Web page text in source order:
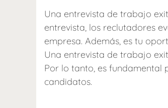
Una entrevista de trabajo
entrevista, los reclutadores
empresa. Además, es tu
Una entrevista de trabajo
Por lo tanto, es
candidatos.